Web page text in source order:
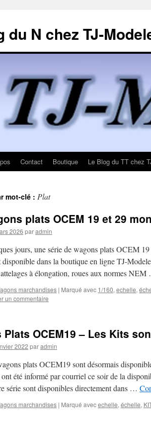
du N chez TJ-
Contact Boutique Le Blog du TT chez
mot-clé : Plat
plats OCEM 19 et 29
2026 paradmin
jours, une série de wagons plats OCEM
dans la boutique en ligne TJ-
à élongation, roues aux normes
marchandises | Marqué avec 1/160, echelle,
un commentaire
Plats OCEM19 – Les Kits
2022 paradmin
plats OCEM19 sont désormais
ont été informé par courriel ce soir de la
série sont disponibles directement dans …
marchandises | Marqué avecechelle, échelle,